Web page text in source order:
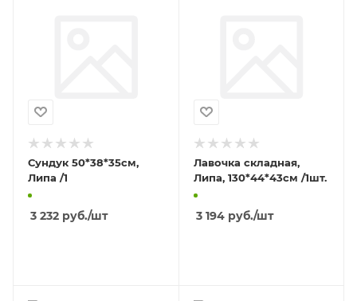
Сундук 50*38*35см,
Липа /1
3 232 руб./шт
Лавочка складная,
Липа, 130*44*43см /1шт.
3 194руб./шт